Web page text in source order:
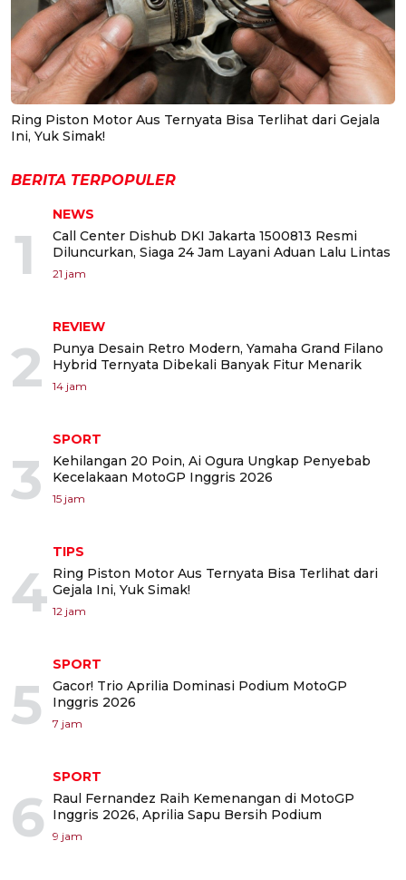
Ring Piston Motor Aus Ternyata Bisa Terlihat dari Gejala
Ini, Yuk Simak!
BERITA TERPOPULER
1
NEWS
Call Center Dishub DKI Jakarta 1500813 Resmi
Diluncurkan, Siaga 24 Jam Layani Aduan Lalu Lintas
21 jam
2
REVIEW
Punya Desain Retro Modern, Yamaha Grand Filano
Hybrid Ternyata Dibekali Banyak Fitur Menarik
14 jam
3
SPORT
Kehilangan 20 Poin, Ai Ogura Ungkap Penyebab
Kecelakaan MotoGP Inggris 2026
15 jam
4
TIPS
Ring Piston Motor Aus Ternyata Bisa Terlihat dari
Gejala Ini, Yuk Simak!
12 jam
5
SPORT
Gacor! Trio Aprilia Dominasi Podium MotoGP
Inggris 2026
7 jam
6
SPORT
Raul Fernandez Raih Kemenangan di MotoGP
Inggris 2026, Aprilia Sapu Bersih Podium
9 jam